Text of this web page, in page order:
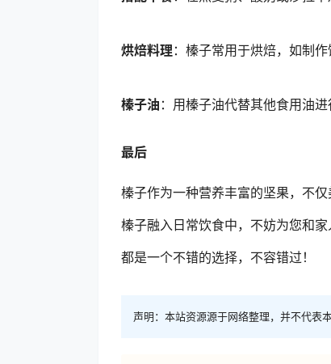
烘焙料理 ：榛子常用于烘焙，如制
榛子油 ：用榛子油代替其他食用油
最后
榛子作为一种营养丰富的坚果，不
榛子融入日常饮食中，不妨为您和
都是一个不错的选择，不容错过！
声明：本站资源源于网络整理，并不代表